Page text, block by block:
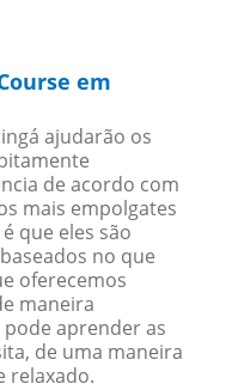
em
ajudarão os
de acordo com
mais empolgates
que eles são
no que
oferecemos
maneira
aprender as
de uma maneira
relaxado.